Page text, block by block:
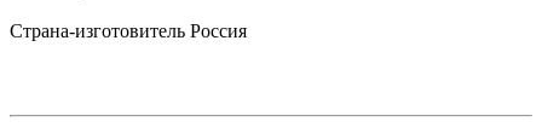
Страна-изготовитель Россия